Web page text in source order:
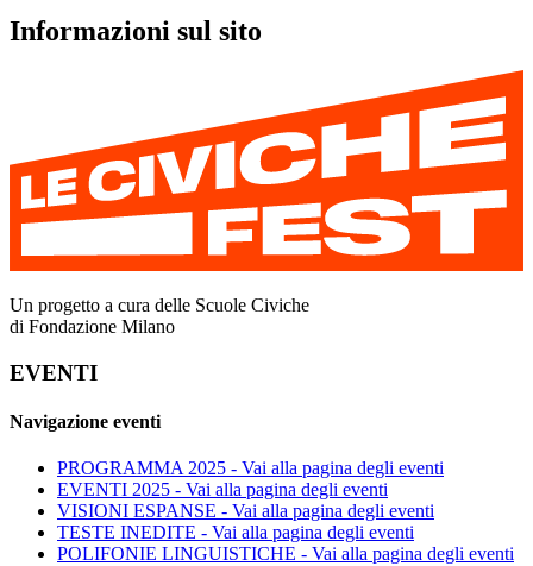
Informazioni sul sito
Un progetto a cura delle Scuole Civiche
di Fondazione Milano
EVENTI
Navigazione eventi
PROGRAMMA 2025 - Vai alla pagina degli eventi
EVENTI 2025 - Vai alla pagina degli eventi
VISIONI ESPANSE - Vai alla pagina degli eventi
TESTE INEDITE - Vai alla pagina degli eventi
POLIFONIE LINGUISTICHE - Vai alla pagina degli eventi